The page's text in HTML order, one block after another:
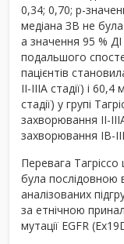
0,34; 0,70; р-
медіана ЗВ не
а значення 95 %
подальшого
пацієнтів
II-IIІА стадії) і
стадії) у групі
захворювання II-
захворювання IB-
Перевага
була послідовною
аналізованих
за етнічною
мутації EGFR